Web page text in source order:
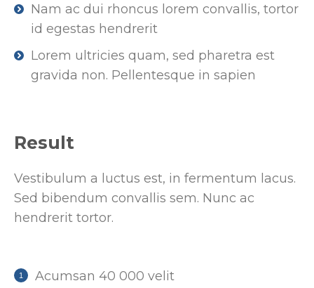
Nam ac dui rhoncus lorem convallis, tortor
id egestas hendrerit
Lorem ultricies quam, sed pharetra est
gravida non. Pellentesque in sapien
Result
Vestibulum a luctus est, in fermentum lacus.
Sed bibendum convallis sem. Nunc ac
hendrerit tortor.
Acumsan 40 000 velit